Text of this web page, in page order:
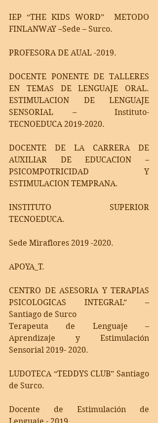
IEP “THE KIDS WORD”  METODO
FINLANWAY –Sede – Surco.
PROFESORA DE AUAL -2019.
DOCENTE PONENTE DE TALLERES
EN TEMAS DE LENGUAJE ORAL.
ESTIMULACION DE LENGUAJE
SENSORIAL –  Instituto-
TECNOEDUCA 2019-2020.
DOCENTE DE LA CARRERA DE
AUXILIAR DE EDUCACION –
PSICOMPOTRICIDAD Y
ESTIMULACION TEMPRANA.
INSTITUTO SUPERIOR
TECNOEDUCA.
Sede Miraflores 2019 -2020.
APOYA_T.
CENTRO DE ASESORIA Y TERAPIAS
PSICOLOGICAS INTEGRAL” –
Santiago de Surco
Terapeuta de Lenguaje –
Aprendizaje y Estimulación
Sensorial 2019- 2020.
LUDOTECA “TEDDYS CLUB” Santiago
de Surco.
Docente de Estimulación de